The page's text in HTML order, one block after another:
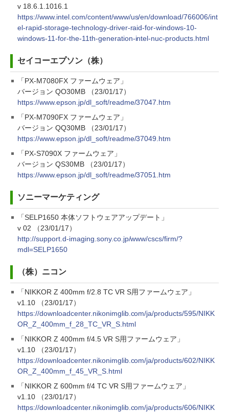
v 18.6.1.1016.1
https://www.intel.com/content/www/us/en/download/766006/int
el-rapid-storage-technology-driver-raid-for-windows-10-
windows-11-for-the-11th-generation-intel-nuc-products.html
セイコーエプソン（株）
「PX-M7080FX ファームウェア」
バージョン QO30MB （23/01/17）
https://www.epson.jp/dl_soft/readme/37047.htm
「PX-M7090FX ファームウェア」
バージョン QQ30MB （23/01/17）
https://www.epson.jp/dl_soft/readme/37049.htm
「PX-S7090X ファームウェア」
バージョン QS30MB （23/01/17）
https://www.epson.jp/dl_soft/readme/37051.htm
ソニーマーケティング
「SELP1650 本体ソフトウェアアップデート」
v 02 （23/01/17）
http://support.d-imaging.sony.co.jp/www/cscs/firm/?
mdl=SELP1650
（株）ニコン
「NIKKOR Z 400mm f/2.8 TC VR S用ファームウェア」
v1.10 （23/01/17）
https://downloadcenter.nikonimglib.com/ja/products/595/NIKK
OR_Z_400mm_f_28_TC_VR_S.html
「NIKKOR Z 400mm f/4.5 VR S用ファームウェア」
v1.10 （23/01/17）
https://downloadcenter.nikonimglib.com/ja/products/602/NIKK
OR_Z_400mm_f_45_VR_S.html
「NIKKOR Z 600mm f/4 TC VR S用ファームウェア」
v1.10 （23/01/17）
https://downloadcenter.nikonimglib.com/ja/products/606/NIKK